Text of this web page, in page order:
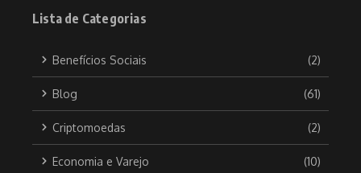
Lista de Categorias
Benefícios Sociais (2)
Blog (61)
Criptomoedas (2)
Economia e Varejo (10)